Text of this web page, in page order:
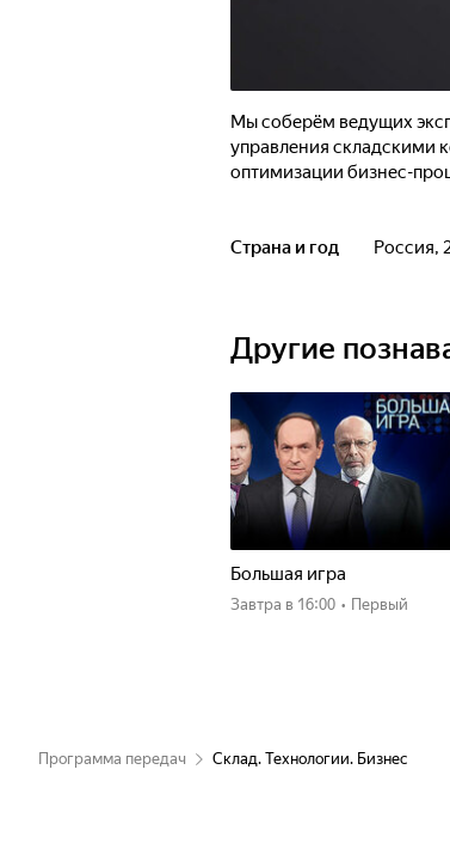
Мы соберём ведущих
управления складскими
оптимизации бизнес-
Страна и год Россия,
Другие
Большая игра
Завтра в 16:00 • Первый
Программа передач Склад. Технологии. Бизнес